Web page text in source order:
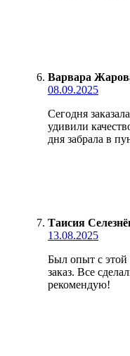
Варвара
08.09.2025
Сегодня
удивили
дня забрала в
Таисия
13.08.2025
Был опыт с этой
заказ. Все
рекомендую!